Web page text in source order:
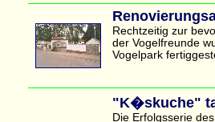
Rechtzeitig zur
der Vogelfreunde
Vogelpark
"K�skuche"
Die Erfolgsserie